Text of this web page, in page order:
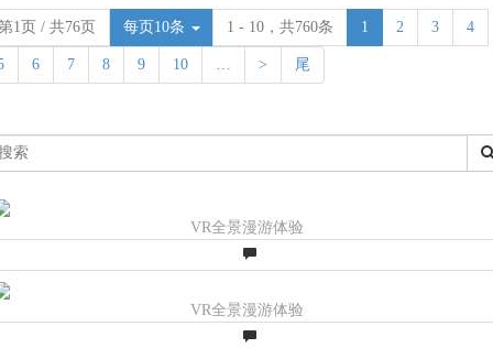
1页 / 共76页 每页10条 1 - 10，共760条 1 2 3 4
6 7 8 9 10 … > 尾
VR全景漫游体验
VR全景漫游体验